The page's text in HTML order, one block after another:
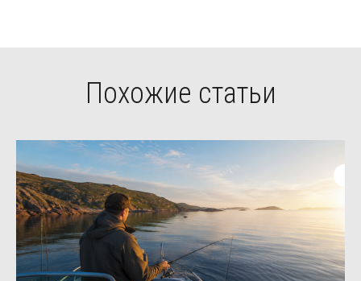
Похожие статьи